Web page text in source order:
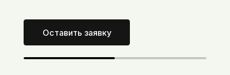
Оставить заявку